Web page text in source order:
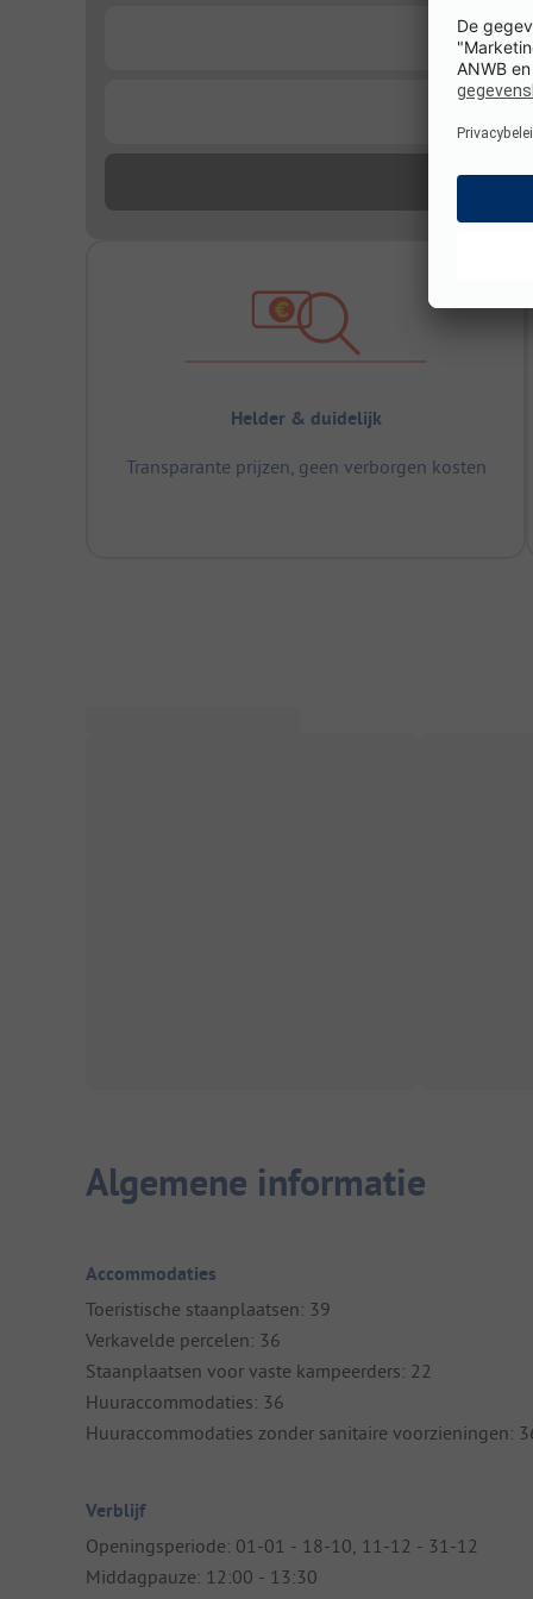
Helder & duidelijk
Transparante prijzen, geen verborgen kosten
Algemene informatie
Accommodaties
Toeristische staanplaatsen: 39
Verkavelde percelen: 36
Staanplaatsen voor vaste kampeerders: 22
Huuraccommodaties: 36
Huuraccommodaties zonder sanitaire voorzieningen:
Verblijf
Openingsperiode: 01-01 - 18-10, 11-12 - 31-12
Middagpauze: 12:00 - 13:30